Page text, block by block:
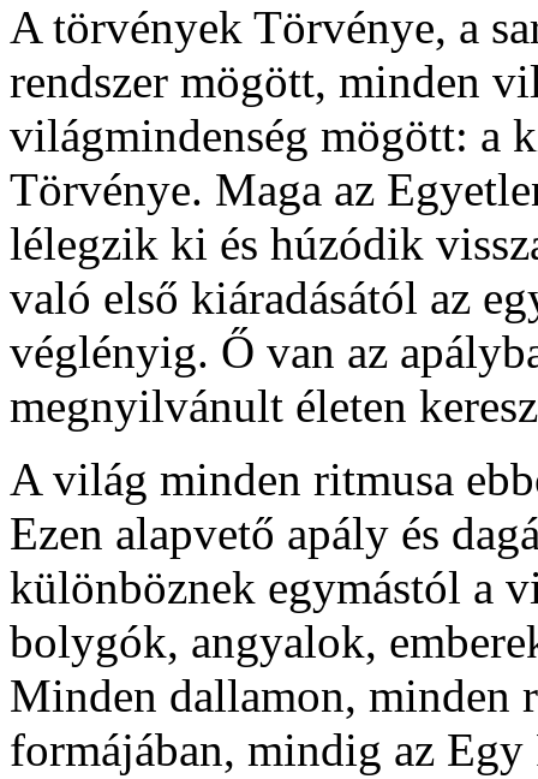
A törvények Törvénye, a
rendszer mögött, minden
világmindenség mögött: a
Törvénye. Maga az
lélegzik ki és húzódik
való első kiáradásától az
véglényig. Ő van az
megnyilvánult életen
A világ minden ritmusa
Ezen alapvető apály és
különböznek egymástól a
bolygók, angyalok,
Minden dallamon, minden
formájában, mindig az